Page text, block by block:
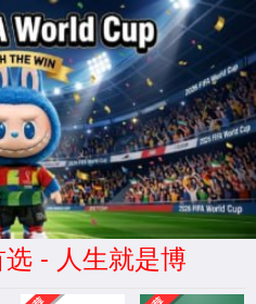
World Cup|
学院机构 教学